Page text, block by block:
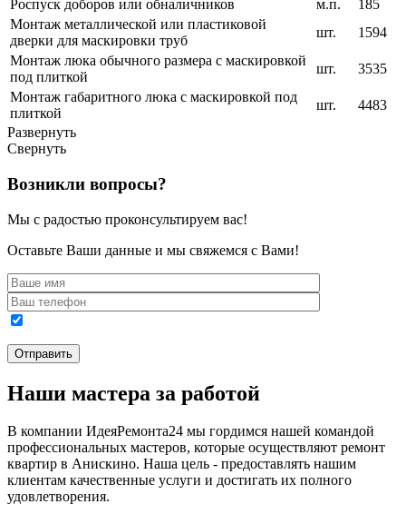
Роспуск доборов или обналичников м.п.
185
Монтаж металлической или пластиковой
дверки для маскировки труб
шт.
1594
Монтаж люка обычного размера с маскировкой
под плиткой
шт.
3535
Монтаж габаритного люка с маскировкой под
плиткой
шт.
4483
Развернуть
Свернуть
Возникли вопросы?
Мы с радостью проконсультируем вас!
Оставьте Ваши данные и мы свяжемся с Вами!
Наши мастера за работой
В компании ИдеяРемонта24 мы гордимся нашей командой
профессиональных мастеров, которые осуществляют ремонт
квартир в Анискино. Наша цель - предоставлять нашим
клиентам качественные услуги и достигать их полного
удовлетворения.